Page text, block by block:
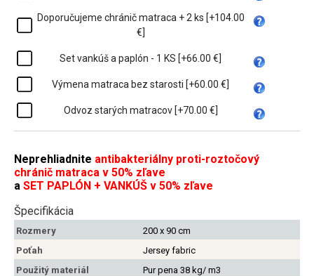
Doporučujeme chránič matraca + 2 ks [+104.00
€]
Set vankúš a paplón - 1 KS [+66.00 €]
Výmena matraca bez starosti [+60.00 €]
Odvoz starých matracov [+70.00 €]
Neprehliadnite antibakteriálny proti-roztočový
chránič matraca v 50% zľave
a SET PAPLÓN + VANKÚŠ v 50% zľave
Špecifikácia
Rozmery
200 x 90 cm
Poťah
Jersey fabric
Použitý materiál
Pur pena 38 kg/ m3